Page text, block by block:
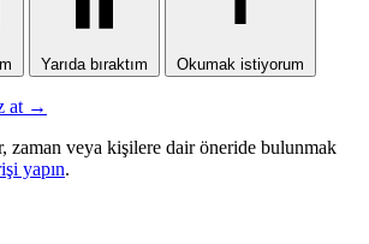
Yarıda bıraktım Okumak istiyorum
at →
zaman veya kişilere dair öneride bulunmak
yapın.